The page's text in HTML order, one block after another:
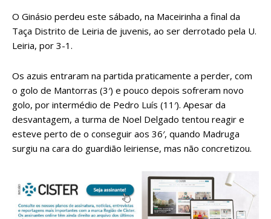
O Ginásio perdeu este sábado, na Maceirinha a final da
Taça Distrito de Leiria de juvenis, ao ser derrotado pela U.
Leiria, por 3-1.
Os azuis entraram na partida praticamente a perder, com
o golo de Mantorras (3′) e pouco depois sofreram novo
golo, por intermédio de Pedro Luís (11′). Apesar da
desvantagem, a turma de Noel Delgado tentou reagir e
esteve perto de o conseguir aos 36′, quando Madruga
surgiu na cara do guardião leiriense, mas não concretizou.